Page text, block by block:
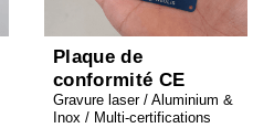
Plaque de
conformité CE
Gravure laser / Aluminium &
Inox / Multi-certifications